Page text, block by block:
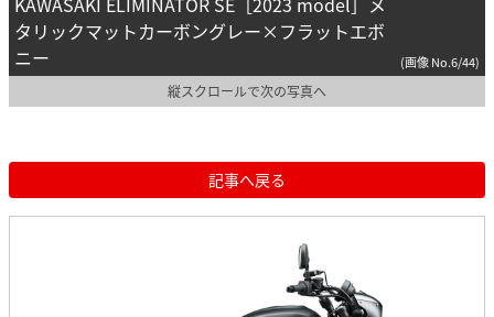
タリックマットカーボングレー×フラットエボ
ニー
(画像 No.6/44)
縦スクロールで次の写真へ
記事へ戻る